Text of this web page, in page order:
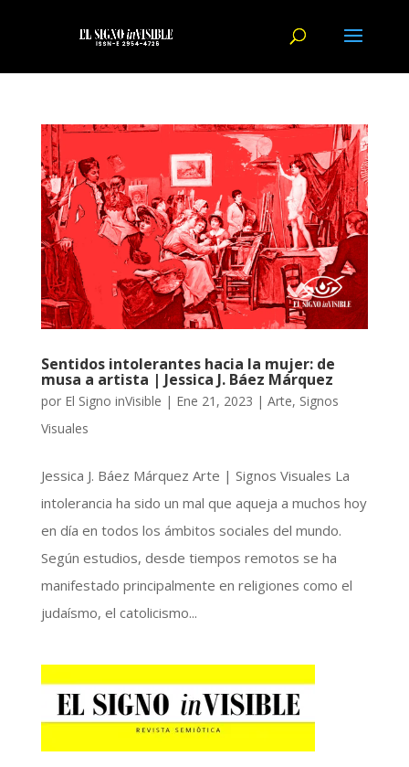
Sentidos intolerantes hacia la mujer: de
musa a artista | Jessica J. Báez Márquez
por El Signo inVisible | Ene 21, 2023 | Arte, Signos
Visuales
Jessica J. Báez Márquez Arte | Signos Visuales La
intolerancia ha sido un mal que aqueja a muchos hoy
en día en todos los ámbitos sociales del mundo.
Según estudios, desde tiempos remotos se ha
manifestado principalmente en religiones como el
judaísmo, el catolicismo...